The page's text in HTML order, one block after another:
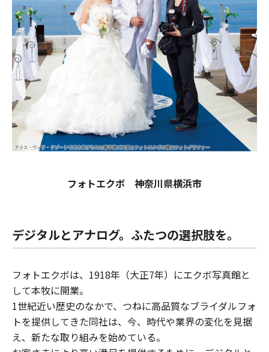
フォトエクボ 神奈川県横浜市
デジタルとアナログ。ふたつの選択肢を。
フォトエクボは、1918年（大正7年）にエクボ写真館と
して本牧に開業。
1世紀近い歴史のなかで、つねに高品質なブライダルフォ
トを提供してきた同社は、今、時代や業界の変化を見据
え、新たな取り組みを始めている。